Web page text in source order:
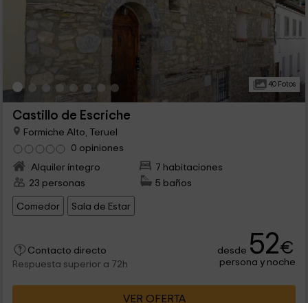
40 Fotos
Castillo de Escriche
Formiche Alto, Teruel
0 opiniones
Alquiler íntegro
7 habitaciones
23 personas
5 baños
Comedor Sala de Estar
Contacto directo
Respuesta superior a 72h
desde 52€
persona y noche
VER OFERTA